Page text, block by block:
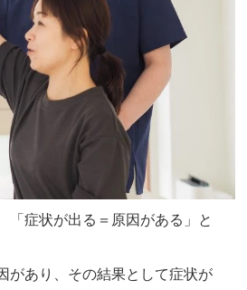
「症状が出る＝原因がある」と
があり、その結果として症状が